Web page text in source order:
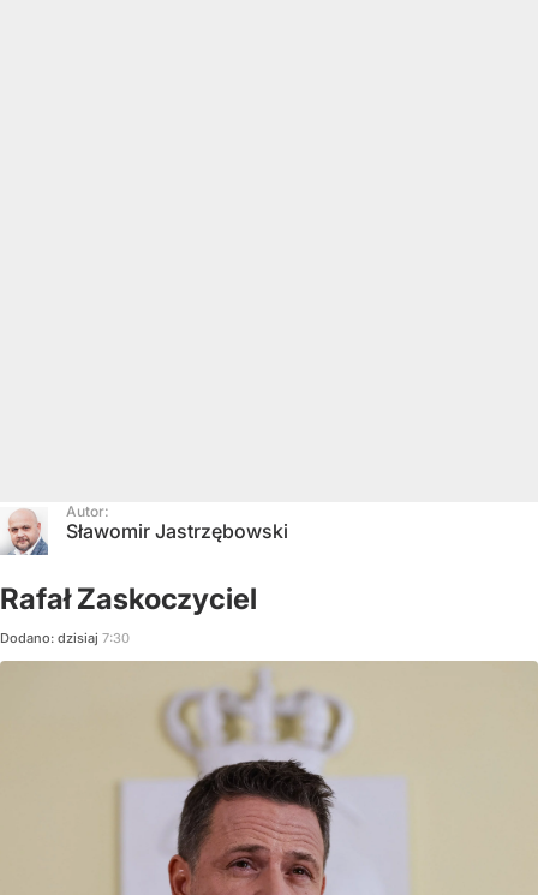
Autor:
Sławomir Jastrzębowski
Rafał Zaskoczyciel
Dodano: dzisiaj 7:30